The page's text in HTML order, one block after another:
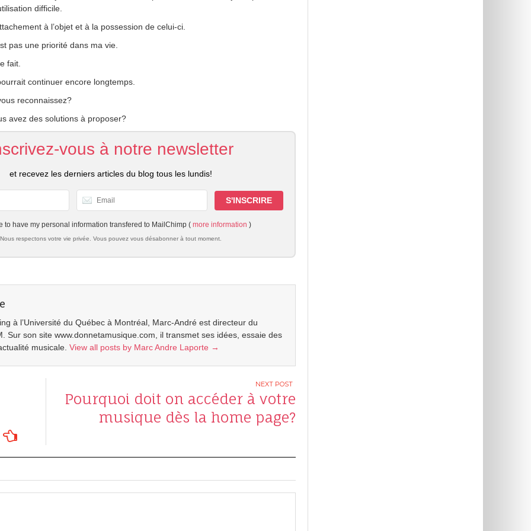
difficile.
à l’objet et à la possession de celui-ci.
pas une priorité dans ma vie.
fait.
continuer encore longtemps.
reconnaissez?
avez des solutions à proposer?
vous à notre newsletter
et recevez les derniers articles du blog tous les lundis!
to have my personal information transfered to MailChimp ( more information )
Nous respectons votre vie privée. Vous pouvez vous désabonner à tout moment.
à l’Université du Québec à Montréal, Marc-André est directeur du
Sur son site www.donnetamusique.com, il transmet ses idées, essaie des
musicale. View all posts by Marc Andre Laporte →
Pourquoi doit on accéder à votre
musique dès la home page?